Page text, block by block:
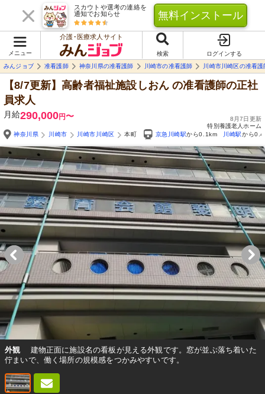
スカウトや選考の連絡を
通知でお知らせ
無料インストール
メニュー
介護･医療求人サイト
検索
ログインする
みんジョブ
准看護師 神奈川県の准看護師 川崎市の准看護師 川崎市川崎区の准看護
【8/7更新】高齢者福祉施設しおん の准看護師の正社
員求人
月給290,000円〜
8月7日更新
特別養護老人ホーム
神奈川県
川崎市 川崎市川崎区 本町 京急川崎駅から0.1km 川崎駅から
外観
建物正面に施設名の看板が見える外観です。窓が並ぶ落ち着いた
佇まいで、働く場所の規模感をつかみやすいです。